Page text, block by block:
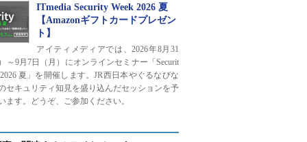
ITmedia Security Week 2026 夏
【Amazonギフトカードプレゼン
ト】
アイティメディアでは、2026年8月31
～9月7日（月）にオンラインセミナー「Securit
2026 夏」を開催します。JR西日本やぐるなびな
セキュリティ知見を盛り込んだセッションを予
ます。どうぞ、ご参加ください。